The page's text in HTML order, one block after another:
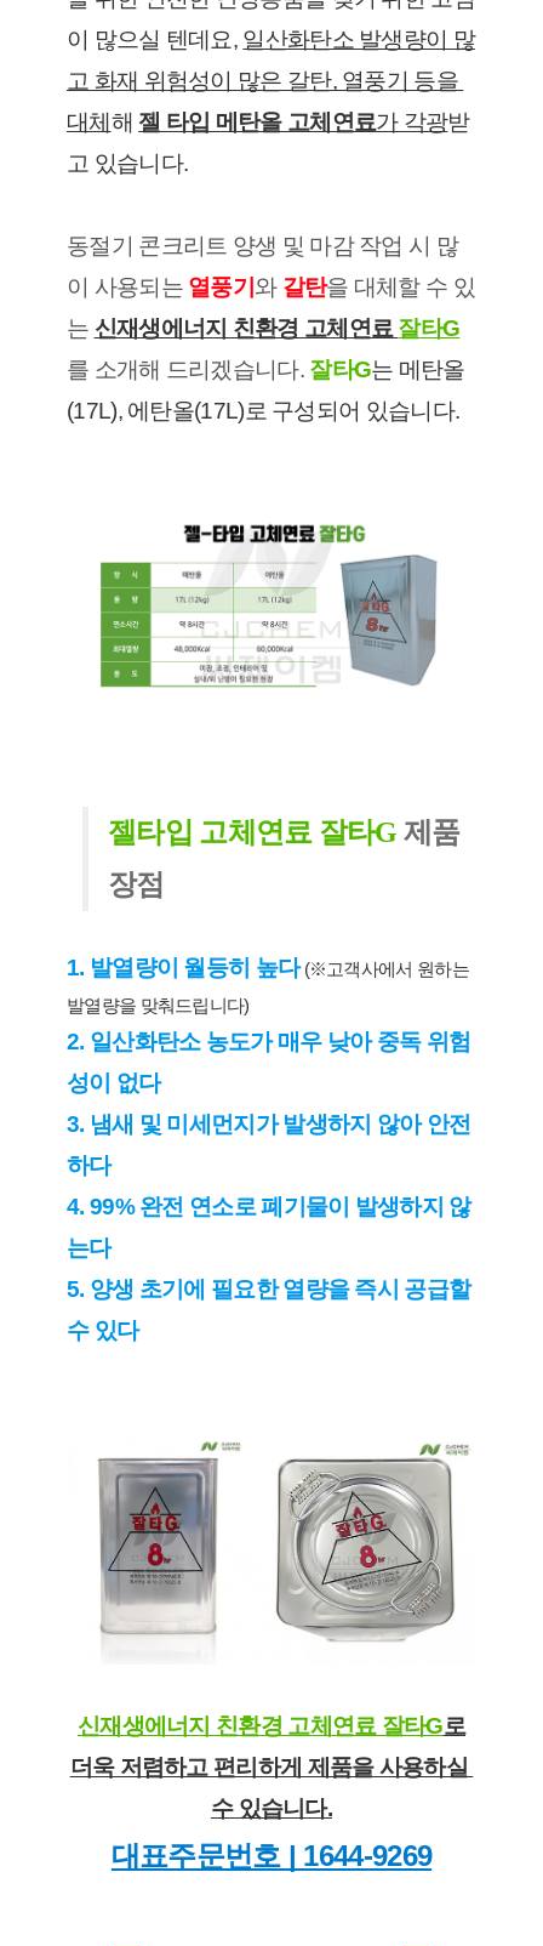
이 많으실 텐데요, 일산화탄소 발생량이 많
고 화재 위험성이 많은 갈탄, 열풍기 등을
대체 해 젤 타입 메탄올 고체연료가 각광받
고 있습니다.
동절기 콘크리트 양생 및 마감 작업 시 많
이 사용되는 열풍기 와 갈탄을 대체할 수 있
는 신재생에너지 친환경 고체연료 잘타G
를 소개해 드리겠습니다. 잘타G는 메탄올
(17L), 에탄올(17L)로 구성되어 있습니다.
젤타입 고체연료 잘타G 제품
장점
1. 발열량이 월등히 높다 (※고객사에서 원하는
발열량을 맞춰드립니다)
2. 일산화탄소 농도가 매우 낮아 중독 위험
성이 없다
3. 냄새 및 미세먼지가 발생하지 않아 안전
하다
4. 99% 완전 연소로 폐기물이 발생하지 않
는다
5. 양생 초기에 필요한 열량을 즉시 공급할
수 있다
신재생에너지 친환경 고체연료 잘타G로
더욱 저렴하고 편리하게 제품을 사용하실
수 있습니다.
대표주문번호 | 1644-9269